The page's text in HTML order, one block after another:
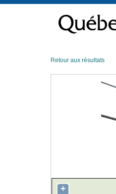
contenu
Retour aux résultats
+